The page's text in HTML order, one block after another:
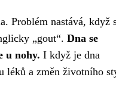
Problém nastává, když
„gout“. Dna se
u nohy. I když je dna
léků a změn životního